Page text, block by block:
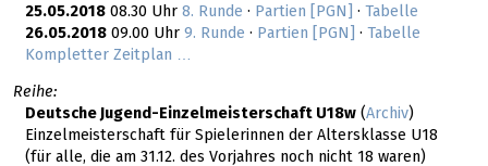
25.05.201808.30 Uhr 8. Runde · Partien [PGN] ·
Tabelle
26.05.201809.00 Uhr 9. Runde · Partien [PGN] ·
Tabelle
Kompletter Zeitplan …
Reihe:
Deutsche Jugend-Einzelmeisterschaft U18w(Archiv)
Einzelmeisterschaft für Spielerinnen der Altersklasse U18
(für alle, die am 31.12. des Vorjahres noch nicht 18 waren)